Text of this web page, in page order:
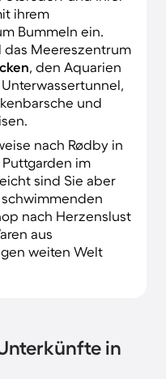
ihrem
Bummeln ein.
das Meereszentrum
, den Aquarien
und
nach Rødby in
im
sind Sie aber
nach Herzenslust
aus
weiten Welt
in